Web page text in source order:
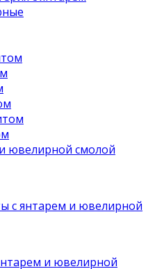
ювелирной смолой
с янтарем и ювелирной
и ювелирной